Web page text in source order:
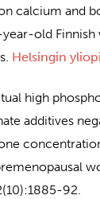
calcium and
old Finnish
Helsingin
high
additives
92.